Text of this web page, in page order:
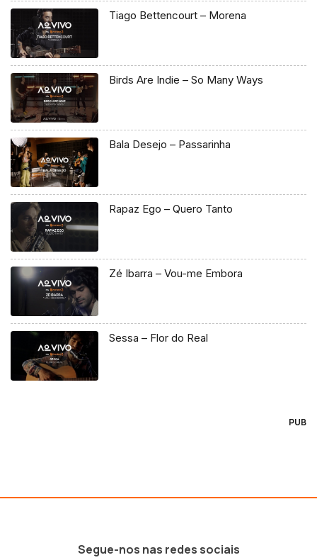
Tiago Bettencourt – Morena
Birds Are Indie – So Many Ways
Bala Desejo – Passarinha
Rapaz Ego – Quero Tanto
Zé Ibarra – Vou-me Embora
Sessa – Flor do Real
PUB
Segue-nos nas redes sociais